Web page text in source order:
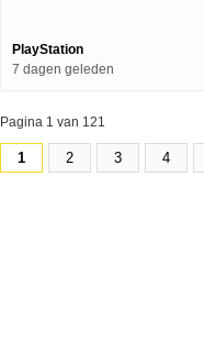
PlayStation
7 dagen geleden
Pagina 1 van 121
1 2 3 4